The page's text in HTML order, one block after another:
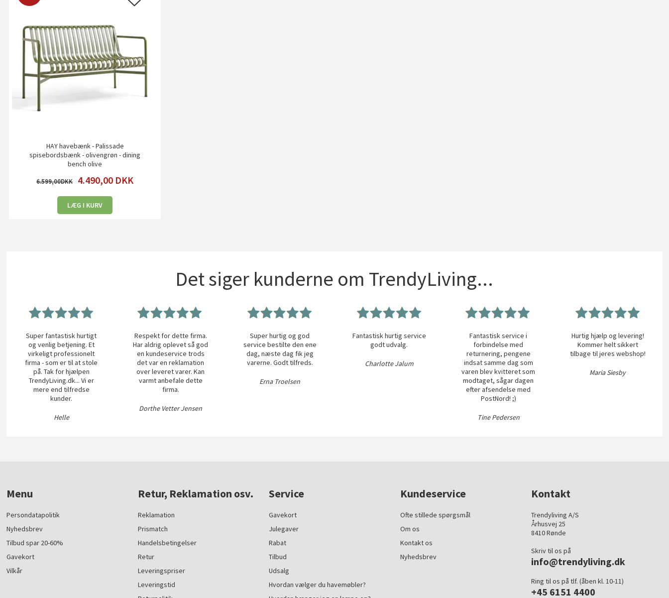
HAY havebænk - Palissade
spisebordsbænk - olivengrøn - dining
bench olive
6.599,00 4.490,00 DKK
LÆG I KURV
Det siger kunderne om TrendyLiving...
Super fantastisk hurtigt
og venlig betjening. Et
virkeligt professionelt
firma - som er til at stole
på. Tak for hjælpen
TrendyLiving.dk... Vi er
mere end tilfredse
kunder.
Helle
Respekt for dette firma.
Har aldrig oplevet så god
en kundeservice trods
det var en reklamation
over leveret varer. Kan
varmt anbefale dette
firma.
Dorthe Vetter Jensen
Super hurtig og god
service bestilte den ene
dag, næste dag fik jeg
varerne. Godt tilfreds.
Erna Troelsen
Fantastisk hurtig service
godt udvalg.
Charlotte Jalum
Fantastisk service i
forbindelse med
returnering, pengene
indsat samme dag som
varen blev kvitteret som
modtaget, sågar dagen
efter afsendelse med
PostNord! ;)
Tine Pedersen
Hurtig hjælp og levering!
Kommer helt sikkert
tilbage til jeres webshop!
Maria Siesby
Menu
Persondatapolitik
Nyhedsbrev
Tilbud spar 20-60%
Gavekort
Vilkår
Retur, Reklamation osv.
Reklamation
Prismatch
Handelsbetingelser
Retur
Leveringspriser
Leveringstid
Service
Gavekort
Julegaver
Rabat
Tilbud
Udsalg
Hvordan vælger du havemøbler?
Kundeservice
Ofte stillede spørgsmål
Om os
Kontakt os
Nyhedsbrev
Kontakt
Trendyliving A/S
Århusvej 25
8410 Rønde
Skriv til os på
info@trendyliving.dk
Ring til os på tlf. (åben kl. 10-11)
+45 6151 4400